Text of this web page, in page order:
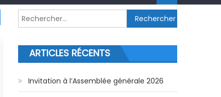
Rechercher :
ARTICLES RÉCENTS
Invitation à l’Assemblée générale 2026